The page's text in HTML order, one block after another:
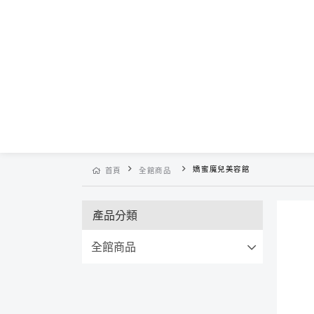
首頁 全館商品 嬌蜜魔兒美容館
產品分類
全館商品